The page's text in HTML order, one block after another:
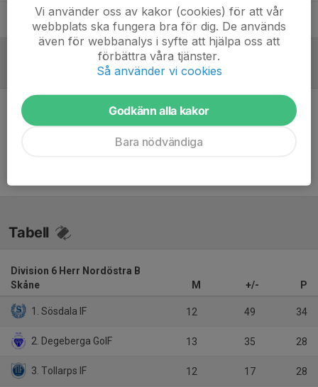
Mats LarssonAssisterande tränare
Tabell
Division 6 Herr Nordöstra B
Skåne
M +/- P
1. Sösdala IF 12 49 34
2. Degeberga GoIF 13 35 28
3. Tollarps IF 12 17 28
Vi använder oss av kakor (cookies) för att vår
webbplats ska fungera bra för dig. De används
även för webbanalys i syfte att hjälpa oss att
förbättra våra tjänster.
Så använder vi cookies
Godkänn alla kakor
Bara nödvändiga